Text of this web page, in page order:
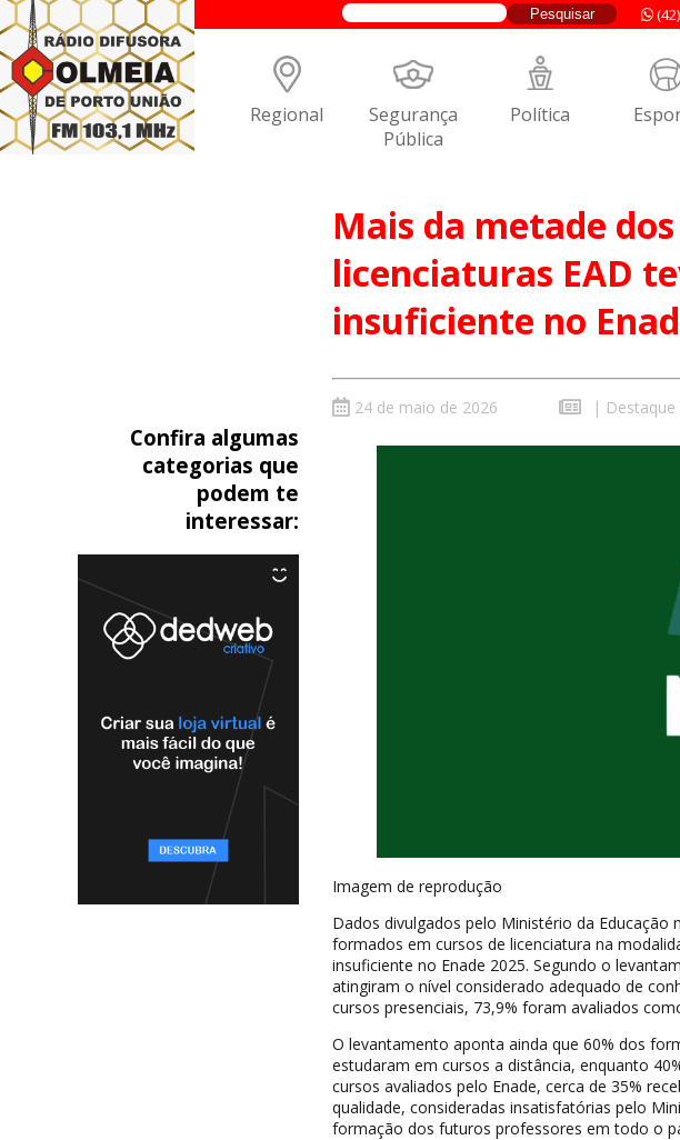
Regional Segurança
Pública
Política
Mais da metade
licenciaturas EAD
insuficiente no
Confira algumas
categorias que
podem te
interessar:
24 de maio de 2026 | Destaque
Imagem de reprodução
Dados divulgados pelo Ministério da
formados em cursos de licenciatura na
insuficiente no Enade 2025. Segundo o
atingiram o nível considerado adequado de
cursos presenciais, 73,9% foram avaliados
O levantamento aponta ainda que 60% dos
estudaram em cursos a distância, enquanto
cursos avaliados pelo Enade, cerca de 35%
qualidade, consideradas insatisfatórias pelo
formação dos futuros professores em todo o